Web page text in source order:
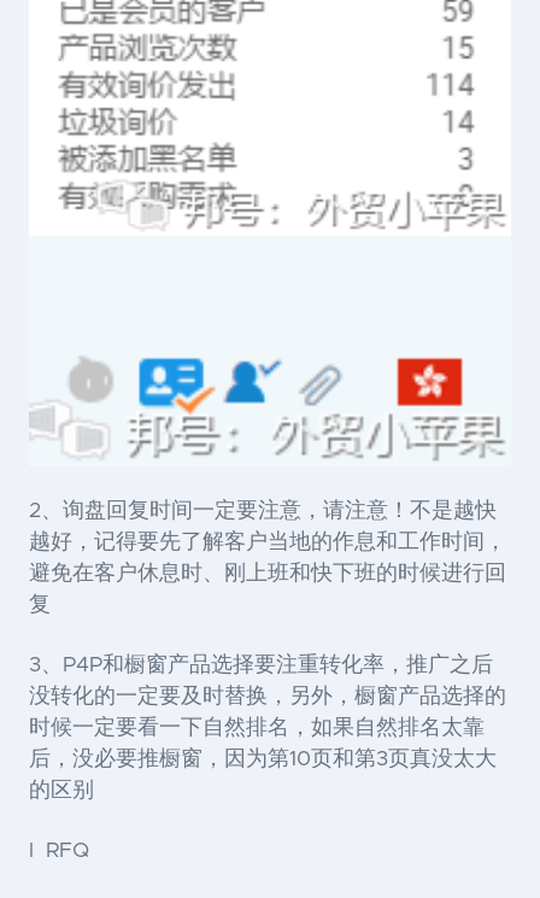
2、询盘回复时间一定要注意，请注意！不是越快
越好，记得要先了解客户当地的作息和工作时间，
避免在客户休息时、刚上班和快下班的时候进行回
复
3、P4P和橱窗产品选择要注重转化率，推广之后
没转化的一定要及时替换，另外，橱窗产品选择的
时候一定要看一下自然排名，如果自然排名太靠
后，没必要推橱窗，因为第10页和第3页真没太大
的区别
l RFQ